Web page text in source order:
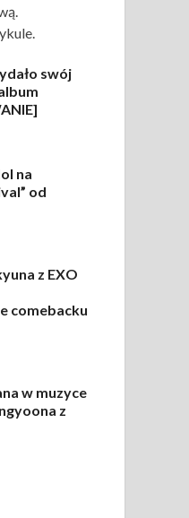
swój
na
od
z EXO
comebacku
w muzyce
z